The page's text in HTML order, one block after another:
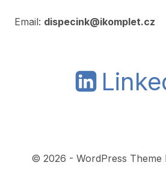
Email: dispecink@ikomplet.cz
© 2026 - WordPress Theme